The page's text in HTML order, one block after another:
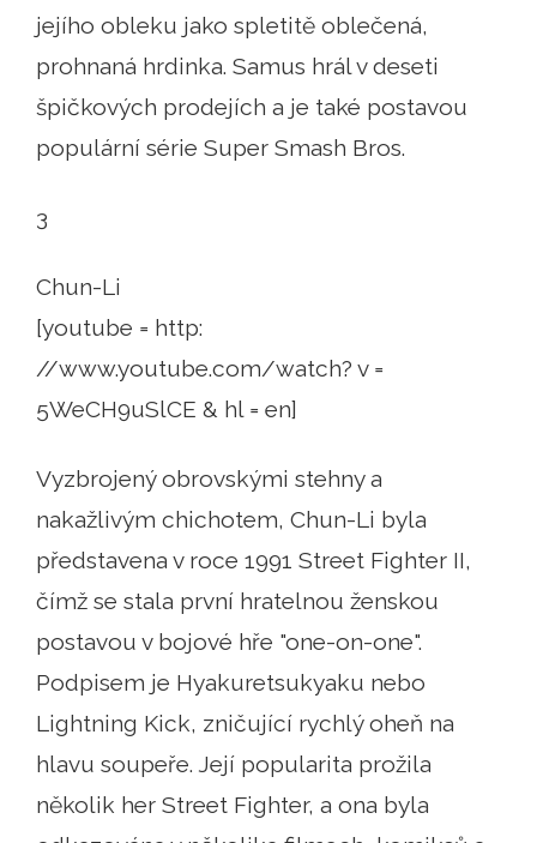
jejího obleku jako spletitě oblečená,
prohnaná hrdinka. Samus hrál v deseti
špičkových prodejích a je také postavou
populární série Super Smash Bros.
3
Chun-Li
[youtube = http:
//www.youtube.com/watch? v =
5WeCH9uSlCE & hl = en]
Vyzbrojený obrovskými stehny a
nakažlivým chichotem, Chun-Li byla
představena v roce 1991 Street Fighter II,
čímž se stala první hratelnou ženskou
postavou v bojové hře "one-on-one".
Podpisem je Hyakuretsukyaku nebo
Lightning Kick, zničující rychlý oheň na
hlavu soupeře. Její popularita prožila
několik her Street Fighter, a ona byla